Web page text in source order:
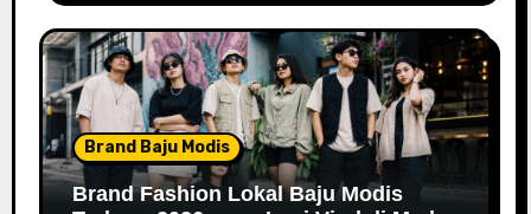
Brand Baju Modis
Brand Fashion Lokal Baju Modis